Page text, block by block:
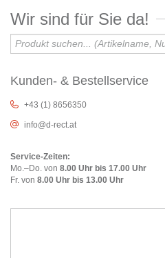
Wir sind für Sie da!
Kunden- & Bestellservice
+43 (1) 8656350
info@d-rect.at
Service-Zeiten:
Mo.–Do. von 8.00 Uhr bis 17.00 Uhr
Fr. von 8.00 Uhr bis 13.00 Uhr